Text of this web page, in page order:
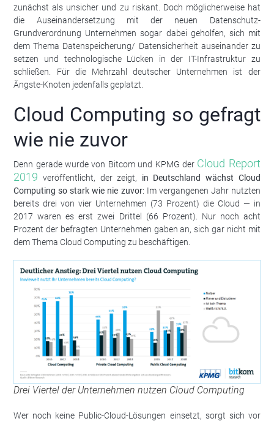
zunächst als unsicher und zu riskant. Doch möglicherweise hat
die Auseinandersetzung mit der neuen Datenschutz-
Grundverordnung Unternehmen sogar dabei geholfen, sich mit
dem Thema Datenspeicherung/ Datensicherheit auseinander zu
setzen und technologische Lücken in der IT-Infrastruktur zu
schließen. Für die Mehrzahl deutscher Unternehmen ist der
Ängste-Knoten jedenfalls geplatzt.
Cloud Computing so gefragt
wie nie zuvor
Denn gerade wurde von Bitcom und KPMG der Cloud Report
2019 veröffentlicht, der zeigt, in Deutschland wächst Cloud
Computing so stark wie nie zuvor: Im vergangenen Jahr nutzten
bereits drei von vier Unternehmen (73 Prozent) die Cloud — in
2017 waren es erst zwei Drittel (66 Prozent). Nur noch acht
Prozent der befragten Unternehmen gaben an, sich gar nicht mit
dem Thema Cloud Computing zu beschäftigen.
Drei Viertel der Unternehmen nutzen Cloud Computing
Wer noch keine Public-Cloud-Lösungen einsetzt, sorgt sich vor